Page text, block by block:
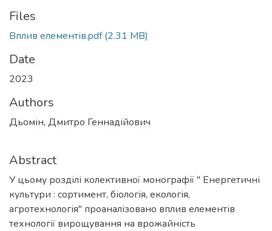
Files
Вплив елементів.pdf(2.31 MB)
Date
2023
Authors
Дьомін, Дмитро Геннадійович
Abstract
У цьому розділі колективної монографії " Енергетичні
культури : сортимент, біологія, екологія,
агротехнологія" проаналізовано вплив елементів
технології вирощування на врожайність